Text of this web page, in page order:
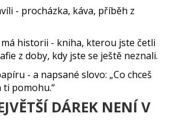
- procházka, káva, příběh z
historii - kniha, kterou jste četli
z doby, kdy jste se ještě neznali.
- a napsané slovo: „Co chceš
ti pomohu.“
DÁREK NENÍ V